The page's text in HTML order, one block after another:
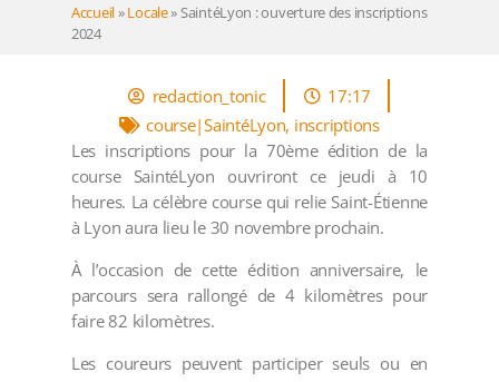
Accueil»Locale»SaintéLyon : ouverture des inscriptions
2024
redaction_tonic
17:17
course|SaintéLyon, inscriptions
Les inscriptions pour la 70ème édition de la
course SaintéLyon ouvriront ce jeudi à 10
heures. La célèbre course qui relie Saint-Étienne
à Lyon aura lieu le 30 novembre prochain.
À l’occasion de cette édition anniversaire, le
parcours sera rallongé de 4 kilomètres pour
faire 82 kilomètres.
Les coureurs peuvent participer seuls ou en